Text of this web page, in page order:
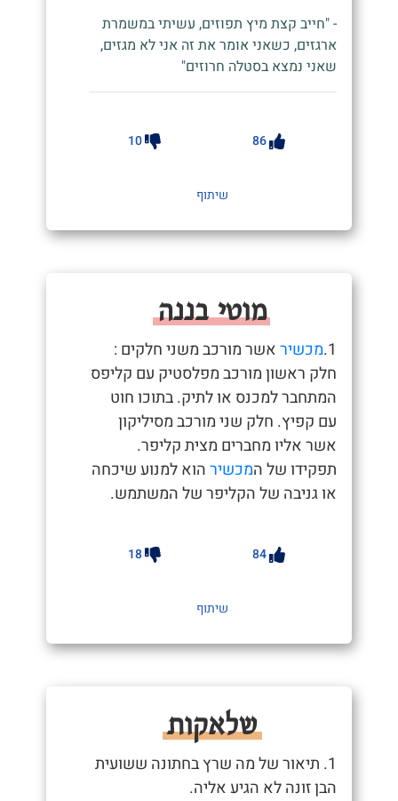
- "חייב קצת מיץ תפוזים, עשיתי במשמרת
ארגזים, כשאני אומר את זה אני לא מגזים,
שאני נמצא בסטלה חרוזים"
86
10
שיתוף
מוטי בננה
1. מכשיראשר מורכב משני חלקים :
חלק ראשון מורכב מפלסטיק עם קליפס
המתחבר למכנס או לתיק. בתוכו חוט
עם קפיץ. חלק שני מורכב מסיליקון
אשר אליו מחברים מצית קליפר.
תפקידו של המכשירהוא למנוע שיכחה
או גניבה של הקליפר של המשתמש.
84
18
שיתוף
שלאקות
1. תיאור של מה שרץ בחתונה ששועית
הבן זונה לא הגיע אליה.